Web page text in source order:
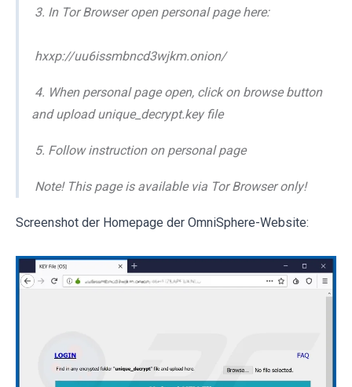
3. In Tor Browser open personal page here:
hxxp://uu6issmbncd3wjkm.onion/
4. When personal page open, click on browse button
and upload unique_decrypt.key file
5. Follow instruction on personal page
Note! This page is available via Tor Browser only!
Screenshot der Homepage der OmniSphere-Website: